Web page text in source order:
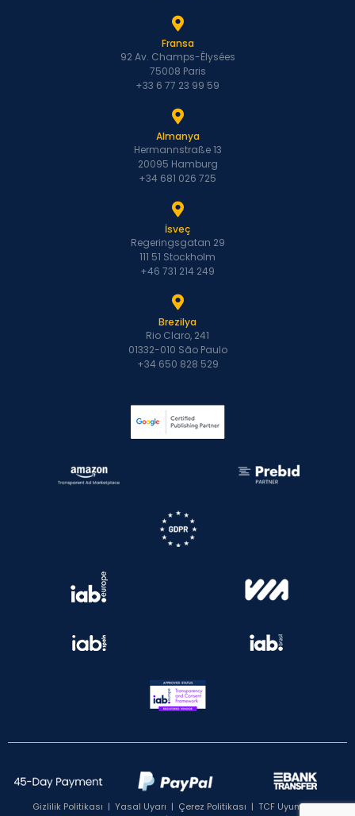
Fransa
92 Av. Champs-Élysées
75008 Paris
+33 6 77 23 99 59
Almanya
Hermannstraße 13
20095 Hamburg
+34 681 026 725
İsveç
Regeringsgatan 29
111 51 Stockholm
+46 731 214 249
Brezilya
Rio Claro, 241
01332-010 São Paulo
+34 650 828 529
Gizlilik Politikası | Yasal Uyarı | Çerez Politikası | TCF Uyumluluk